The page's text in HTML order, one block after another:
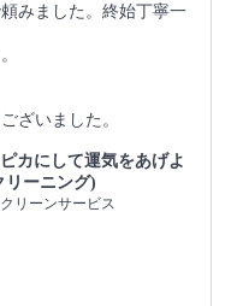
みました。終始丁寧一
ざいました。
カにして運気をあげよ
リーニング)
リーンサービス